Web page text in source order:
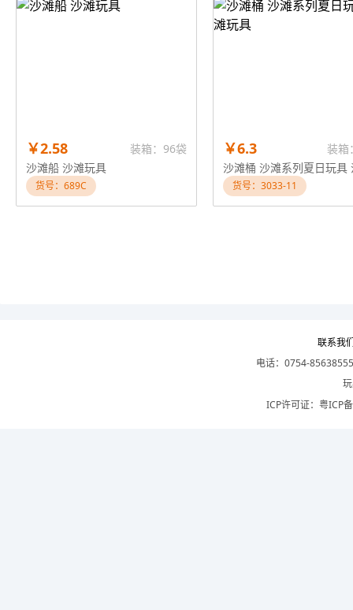
￥2.58
装箱：96袋
沙滩船 沙滩玩具
货号：689C
￥6.3 装箱
货号：3033-11
联系我
电话：0754-
ICP许可证： 粤ICP